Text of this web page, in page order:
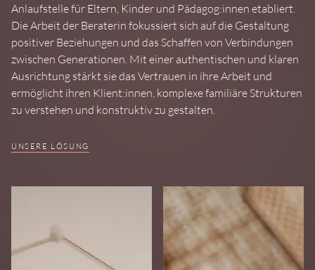
Anlaufstelle für Eltern, Kinder und Pädagog:innen etabliert.
Die Arbeit der Beraterin fokussiert sich auf die Gestaltung
positiver Beziehungen und das Schaffen von Verbindungen
zwischen Generationen. Mit einer authentischen und klaren
Ausrichtung stärkt sie das Vertrauen in ihre Arbeit und
ermöglicht ihren Klient:innen, komplexe familiäre Strukturen
zu verstehen und konstruktiv zu gestalten.
Eleganz und Symbolik auf einzigartige Weise vereint.
Inspiriert von der Lebensblume und einem keltischen
Knoten, fügen sich geschwungene Linien zu einem
harmonischen Bild zusammen, das Struktur, Dynamik und
die Vielfalt von Lebenswegen repräsentiert. Die klare
UNSERE LÖSUNG